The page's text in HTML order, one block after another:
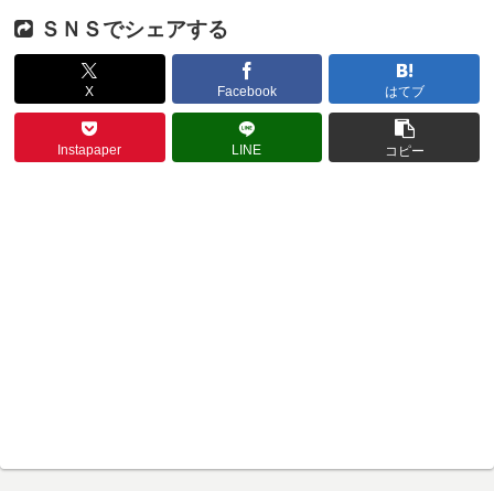
ＳＮＳでシェアする
X Facebook はてブ
Instapaper LINE コピー